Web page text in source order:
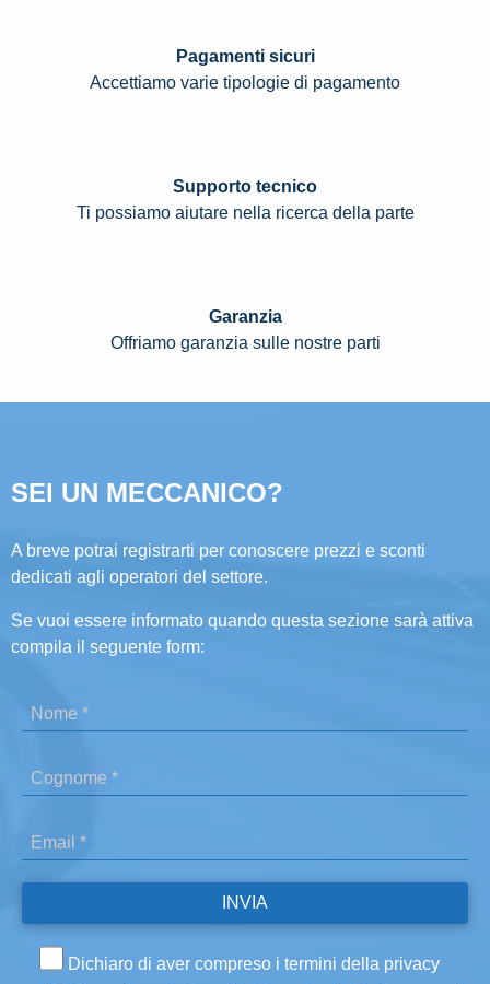
Pagamenti sicuri
Accettiamo varie tipologie di pagamento
Supporto tecnico
Ti possiamo aiutare nella ricerca della parte
Garanzia
Offriamo garanzia sulle nostre parti
SEI UN MECCANICO?
A breve potrai registrarti per conoscere prezzi e sconti
dedicati agli operatori del settore.
Se vuoi essere informato quando questa sezione sarà attiva
compila il seguente form:
Dichiaro di aver compreso i termini della privacy